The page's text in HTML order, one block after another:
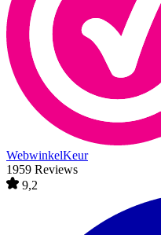
WebwinkelKeur
1959 Reviews
9,2